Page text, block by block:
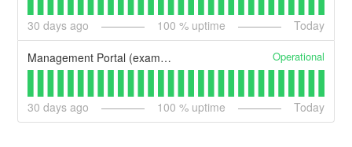
30 days ago 100 % uptime Today
Management Portal (example) Operational
30 days ago 100 % uptime Today